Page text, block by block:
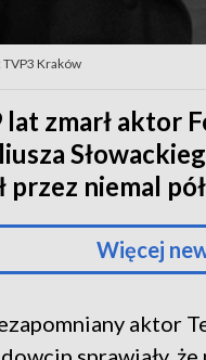
TVP3 Kraków
zmarł aktor
przez niemal
Więcej
aktor